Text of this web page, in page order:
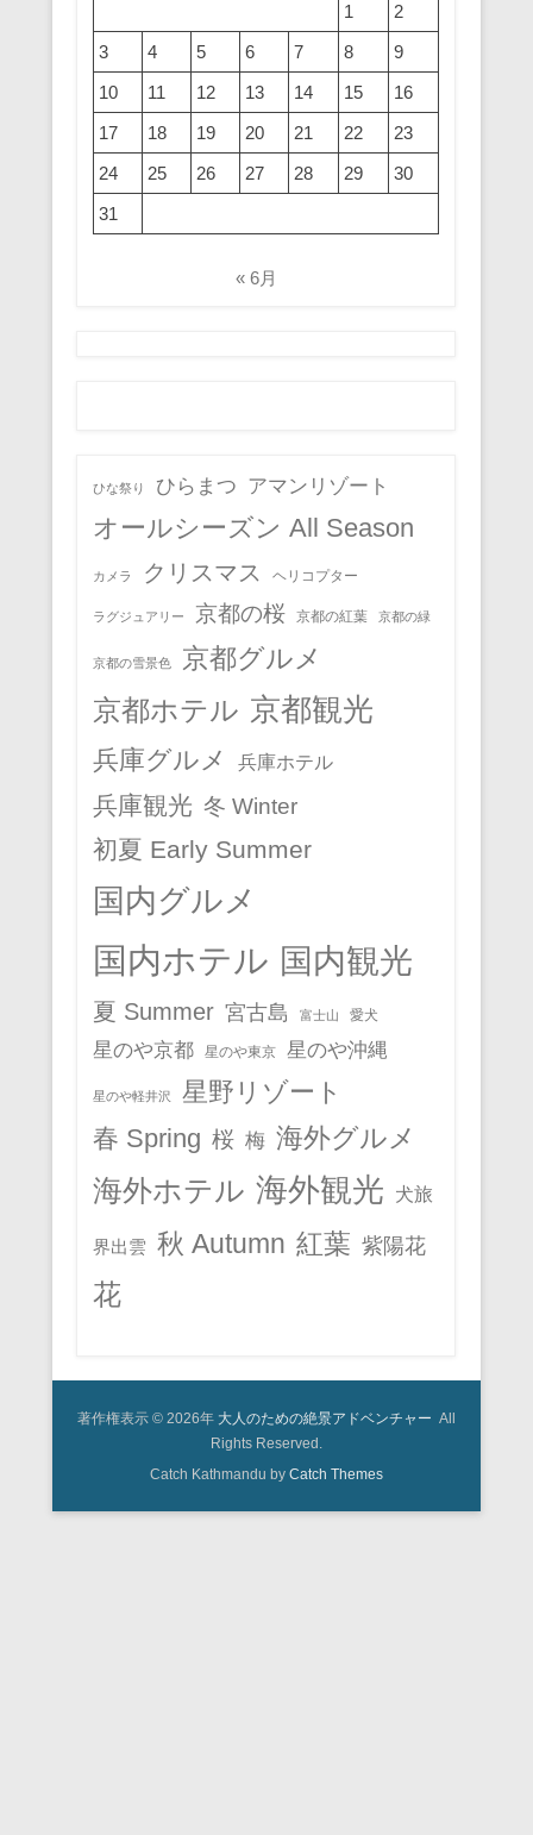
1
2
3
4 5 6 7 8
9
10
11 12 13 14 15
16
17
18 19 20 21 22
23
24
25 26 27 28 29
30
31
« 6月
ひな祭り ひらまつ アマンリゾート
オールシーズン All Season
カメラ クリスマス ヘリコプター
ラグジュアリー 京都の桜 京都の紅葉 京都の緑
京都の雪景色 京都グルメ
京都ホテル 京都観光
兵庫グルメ 兵庫ホテル
兵庫観光 冬 Winter
初夏 Early Summer
国内グルメ
国内ホテル 国内観光
夏 Summer 宮古島 富士山 愛犬
星のや京都 星のや東京 星のや沖縄
星のや軽井沢
星野リゾート
春 Spring 桜 梅 海外グルメ
海外ホテル 海外観光 犬旅
界出雲 秋 Autumn 紅葉 紫陽花
花
著作権表示 © 2026年 大人のための絶景アドベンチャー All
Rights Reserved.
Catch Kathmandu by Catch Themes